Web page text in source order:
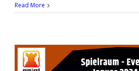
Read More